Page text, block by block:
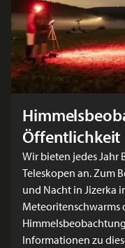
Öffentlichkeit
Wir bieten jedes
Teleskopen an. Zum
und Nacht in Jizerka
Meteoritenschwarms
Informationen zu